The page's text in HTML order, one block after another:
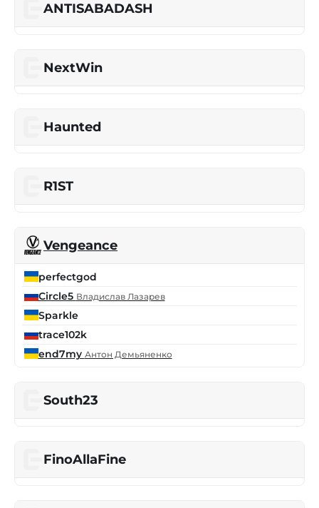
ANTISABADASH
NextWin
Haunted
R1ST
Vengeance
perfectgod
Circle5 Владислав Лазарев
Sparkle
trace102k
end7my Антон Демьяненко
South23
FinoAllaFinе